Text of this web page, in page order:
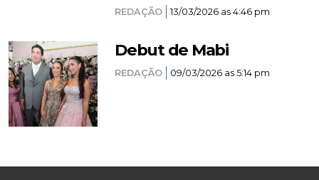
REDAÇÃO 13/03/2026 as 4:46 pm
Debut de Mabi
REDAÇÃO 09/03/2026 as 5:14 pm